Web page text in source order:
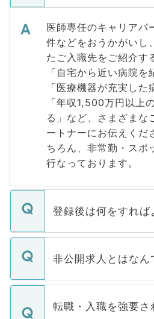
医師専任のキャリアパ
件などをおうかがいし
たご入職先をご紹介す
「自宅から近い病院を
「医療機器が充実した
「年収1,500万円以上
る」など、さまざまな
ートナーにお伝えくだ
ちろん、非常勤・スポ
行なっております。
登録後は何をすれば
ご登録いただきました
登録内容を確認し、そ
ます。通常、5営業日
いただきますので、し
非公開求人とはなん
マイナビDOCTORで
うち約3割は、Webサ
転職・入職を強要さ